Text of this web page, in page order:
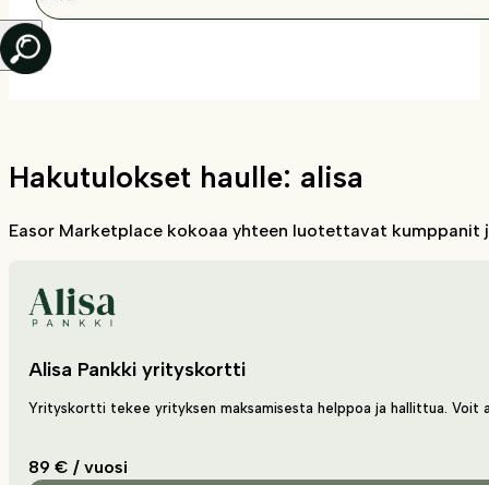
Hakutulokset haulle: alisa
Easor Marketplace kokoaa yhteen luotettavat
Alisa Pankki yrityskortti
Yrityskortti tekee yrityksen maksamisesta helppoa ja hallittua.
89 € / vuosi